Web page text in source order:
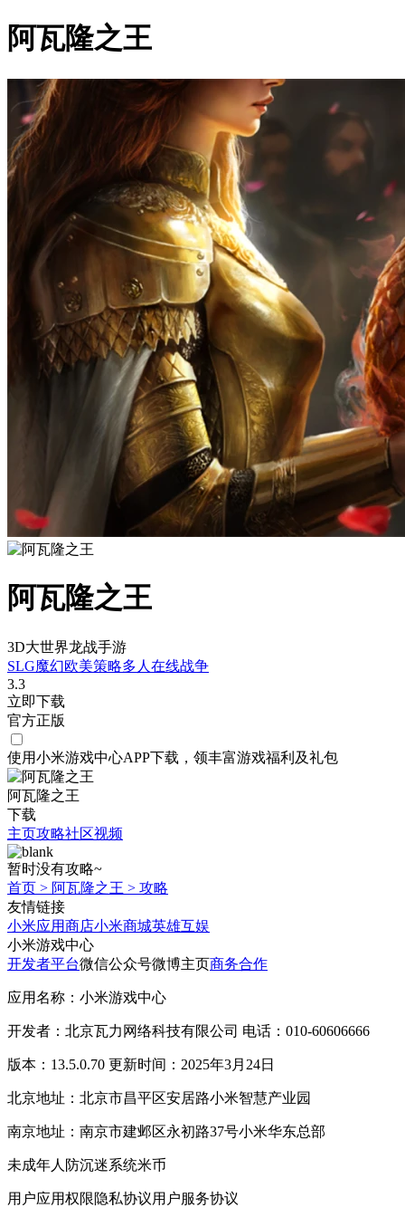
阿瓦隆之王
阿瓦隆之王
3D大世界龙战手游
SLG魔幻欧美策略多人在线战争
3.3
立即下载
官方正版
使用小米游戏中心APP下载 ，领丰富游戏福利 及礼包
阿瓦隆之王
下载
主页攻略社区视频
暂时没有攻略~
首页 > 阿瓦隆之王 > 攻略
友情链接
小米应用商店小米商城英雄互娱
小米游戏中心
开发者平台微信公众号微博主页商务合作
应用名称：小米游戏中心
开发者：北京瓦力网络科技有限公司 电话：010-60606666
版本：13.5.0.70 更新时间：2025年3月24日
北京地址：北京市昌平区安居路小米智慧产业园
南京地址：南京市建邺区永初路37号小米华东总部
未成年人防沉迷系统米币
用户应用权限隐私协议用户服务协议